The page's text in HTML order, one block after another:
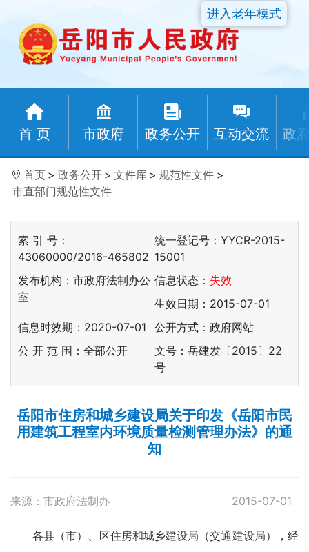
首 页 市政府 政务公开 互动交流 政
进入老年模式
首页 > 政务公开 > 文件库 > 规范性文件 >
市直部门规范性文件
索 引 号：
43060000/2016-465802
统一登记号：YYCR-2015-
15001
发布机构：市政府法制办公
室
信息状态： 失效
生效日期：2015-07-01
信息时效期： 2020-07-01
公开方式：政府网站
公 开 范 围：全部公开
文号：岳建发〔2015〕22
号
岳阳市住房和城乡建设局关于印发《岳阳市民
用建筑工程室内环境质量检测管理办法》的通
知
来源：市政府法制办 2015-07-01
各县（市）、区住房和城乡建设局（交通建设局），经